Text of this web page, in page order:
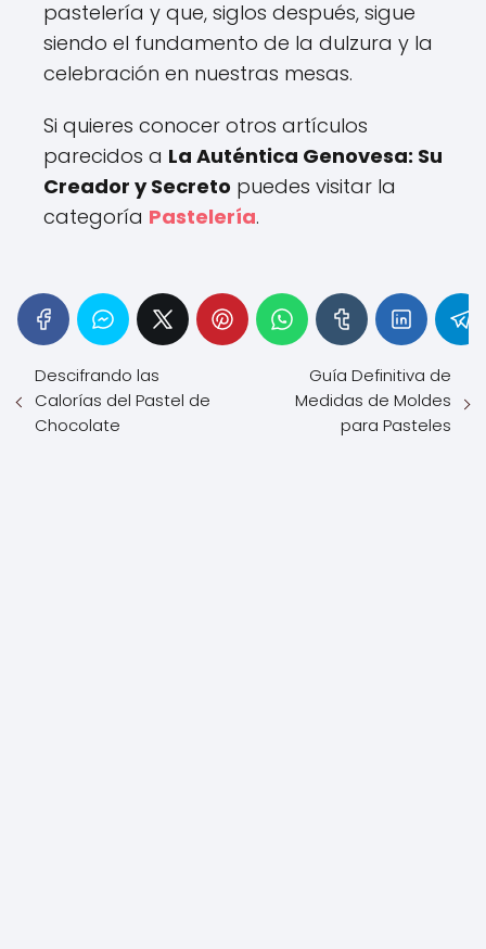
pastelería y que, siglos después, sigue
siendo el fundamento de la dulzura y la
celebración en nuestras mesas.
Si quieres conocer otros artículos
parecidos a La Auténtica Genovesa: Su
Creador y Secreto puedes visitar la
categoría Pastelería.
Descifrando las
Calorías del Pastel de
Chocolate
Guía Definitiva de
Medidas de Moldes
para Pasteles